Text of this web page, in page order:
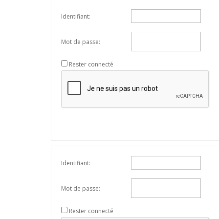
Identifiant:
Mot de passe:
Rester connecté
Identifiant:
Mot de passe:
Rester connecté